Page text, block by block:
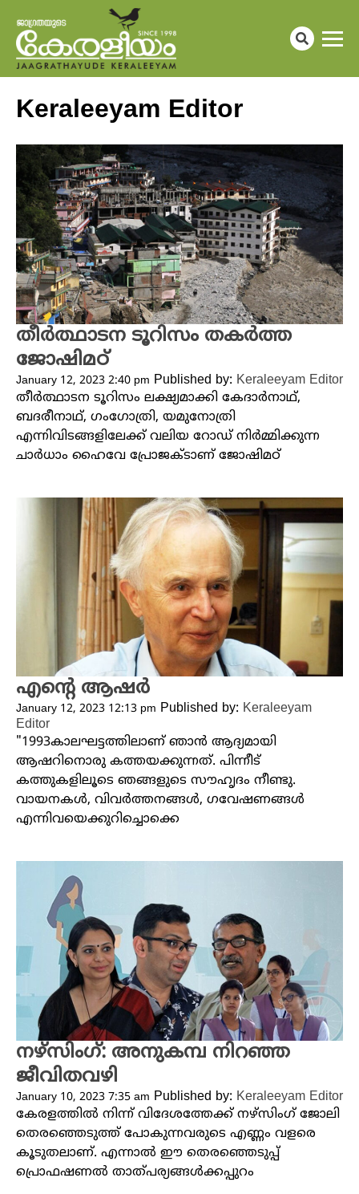
Keraleeyam Editor
തീര്‍ത്ഥാടന ടൂറിസം തകര്‍ത്ത
ജോഷിമഠ്‌
January 12, 2023 2:40 pm Published by: Keraleeyam Editor
തീർത്ഥാടന ടൂറിസം ലക്ഷ്യമാക്കി കേദാർനാഥ്,
ബദരീനാഥ്, ഗംഗോത്രി, യമുനോത്രി
എന്നിവിടങ്ങളിലേക്ക് വലിയ റോഡ് നിർമ്മിക്കുന്ന
ചാർധാം ഹൈവേ പ്രോജക്ടാണ് ജോഷിമഠ്
എന്റെ ആഷർ
January 12, 2023 12:13 pm Published by: Keraleeyam
Editor
"1993കാലഘട്ടത്തിലാണ് ഞാൻ ആദ്യമായി
ആഷറിനൊരു കത്തയക്കുന്നത്. പിന്നീട്
കത്തുകളിലൂടെ ഞങ്ങളുടെ സൗഹൃദം നീണ്ടു.
വായനകൾ, വിവർത്തനങ്ങൾ, ഗവേഷണങ്ങൾ
എന്നിവയെക്കുറിച്ചൊക്കെ
നഴ്സിം​ഗ്: അനുകമ്പ നിറഞ്ഞ
ജീവിതവഴി
January 10, 2023 7:35 am Published by: Keraleeyam Editor
കേരളത്തിൽ നിന്ന് വിദേശത്തേക്ക് നഴ്സിംഗ് ജോലി
തെരഞ്ഞെടുത്ത് പോകുന്നവരുടെ എണ്ണം വളരെ
കൂടുതലാണ്. എന്നാൽ ഈ തെരഞ്ഞെടുപ്പ്
പ്രൊഫഷണൽ താത്പര്യങ്ങൾക്കപ്പുറം